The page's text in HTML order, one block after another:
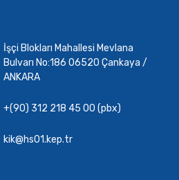
İşçi Blokları Mahallesi Mevlana
Bulvarı No:186 06520 Çankaya /
ANKARA
+(90) 312 218 45 00 (pbx)
kik@hs01.kep.tr